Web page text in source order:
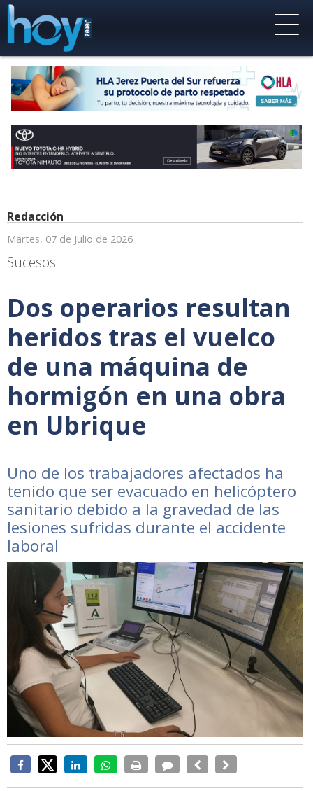
Redacción
Martes, 07 de Julio de 2026
Sucesos
Dos operarios resultan
heridos tras el vuelco
de una máquina de
hormigón en una obra
en Ubrique
Uno de los trabajadores afectados ha
tenido que ser evacuado en helicóptero
sanitario debido a la gravedad de las
lesiones sufridas durante el accidente
laboral